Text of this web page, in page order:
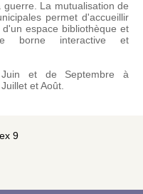
La mutualisation de
permet d'accueillir
espace bibliothèque et
borne interactive et
et de Septembre à
et Août.
9